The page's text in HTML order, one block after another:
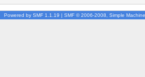
Powered by SMF 1.1.19 | SMF © 2006-2008, Simple